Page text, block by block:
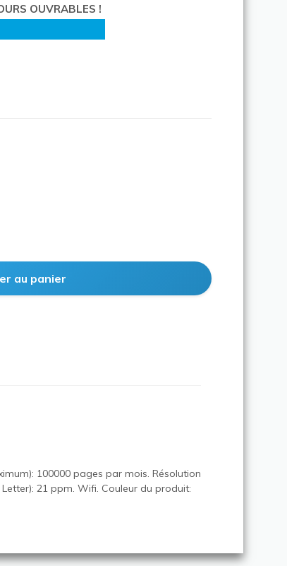
OUVRABLES !
100000 pages par mois. Résolution
21 ppm. Wifi. Couleur du produit: